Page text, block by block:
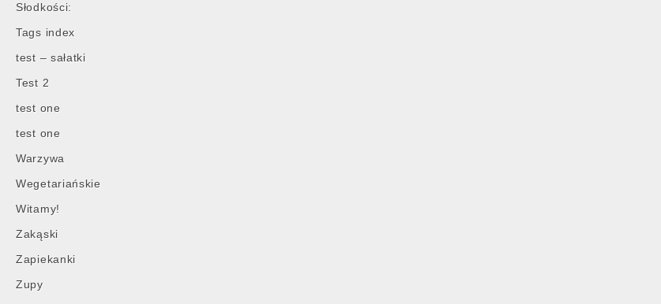
Słodkości:
Tags index
test – sałatki
Test 2
test one
test one
Warzywa
Wegetariańskie
Witamy!
Zakąski
Zapiekanki
Zupy